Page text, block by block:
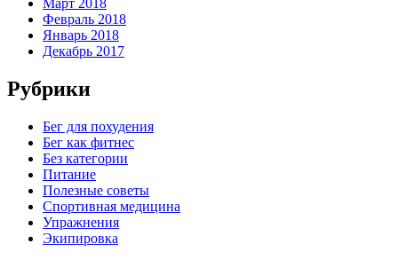
Март 2018
Февраль 2018
Январь 2018
Декабрь 2017
Рубрики
Бег для похудения
Бег как фитнес
Без категории
Питание
Полезные советы
Спортивная медицина
Упражнения
Экипировка